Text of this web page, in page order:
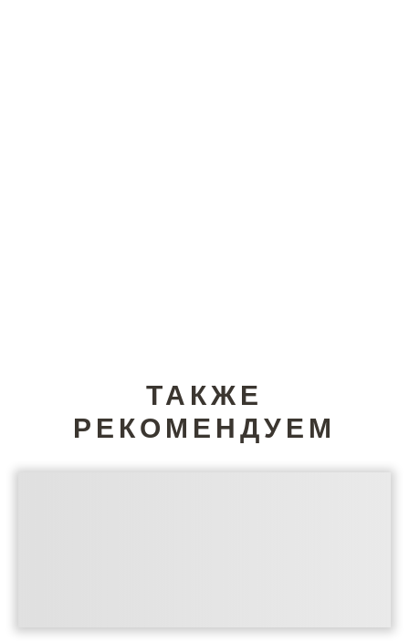
ТАКЖЕ
РЕКОМЕНДУЕМ